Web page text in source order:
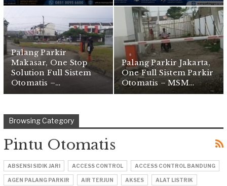
Palang Parkir
Makasar, One Stop
Solution Full Sistem
Otomatis –…
Palang Parkir Jakarta,
One Full Sistem Parkir
Otomatis – MSM…
Browsing Category
Pintu Otomatis
ABSENSI SIDIK JARI ACCESS CONTROL ACCESS CONTROL BANDUNG
AGEN PALANG PARKIR AIR TERJUN AKSES ALAT LISTRIK